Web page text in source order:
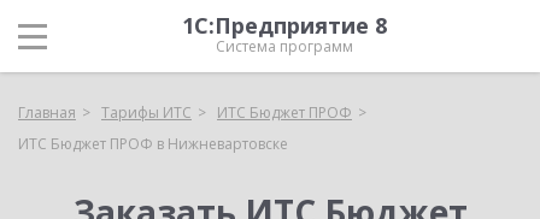
1С:Предприятие 8
Система программ
Главная Тарифы ИТС
ИТС Бюджет ПРОФ
ИТС Бюджет ПРОФ в Нижневартовске